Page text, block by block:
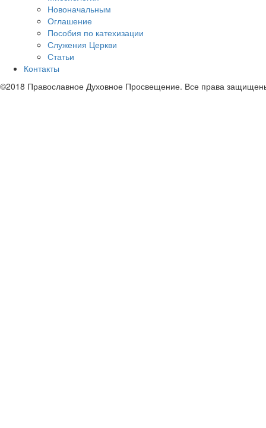
Новоначальным
Оглашение
Пособия по катехизации
Служения Церкви
Статьи
Контакты
©2018 Православное Духовное Просвещение. Все права